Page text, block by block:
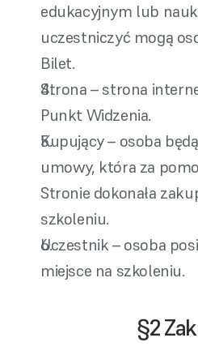
edukacyjnym lub
uczestniczyć mogą
Bilet.
Strona – strona
Punkt Widzenia.
Kupujący – osoba
umowy, która za
Stronie dokonała
szkoleniu.
Uczestnik – osoba
miejsce na szkoleniu.
§2